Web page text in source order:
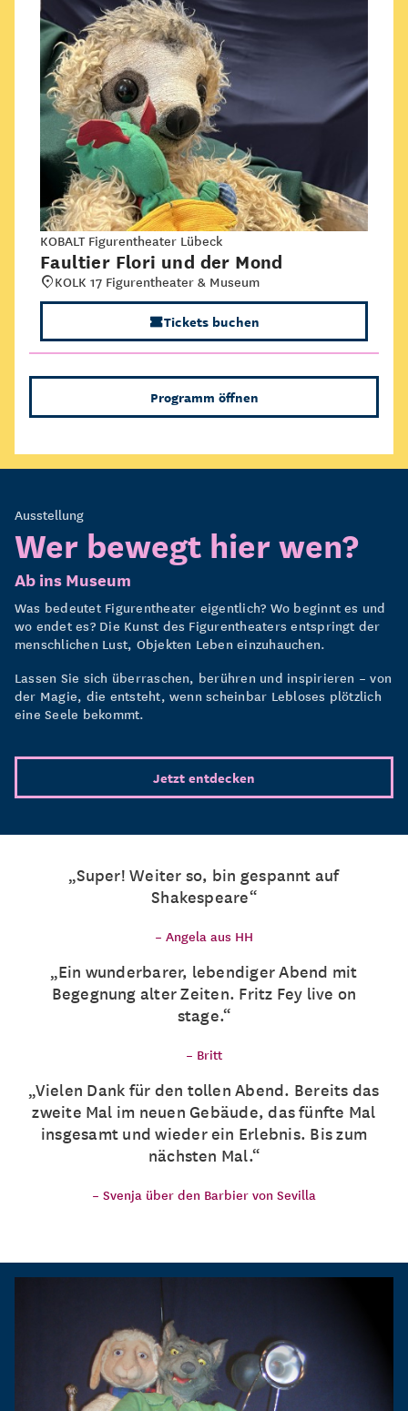
KOBALT Figurentheater Lübeck
Faultier Flori und der Mond
KOLK 17 Figurentheater & Museum
Tickets buchen
Programm öffnen
Ausstellung
Wer bewegt hier wen?
Ab ins Museum
Was bedeutet Figurentheater eigentlich? Wo beginnt es und
wo endet es? Die Kunst des Figurentheaters entspringt der
menschlichen Lust, Objekten Leben einzuhauchen.
Lassen Sie sich überraschen, berühren und inspirieren – von
der Magie, die entsteht, wenn scheinbar Lebloses plötzlich
eine Seele bekommt.
Jetzt entdecken
Super! Weiter so, bin gespannt auf
Shakespeare
– Angela aus HH
Ein wunderbarer, lebendiger Abend mit
Begegnung alter Zeiten. Fritz Fey live on
stage.
– Britt
Vielen Dank für den tollen Abend. Bereits das
zweite Mal im neuen Gebäude, das fünfte Mal
insgesamt und wieder ein Erlebnis. Bis zum
nächsten Mal.
– Svenja über den Barbier von Sevilla